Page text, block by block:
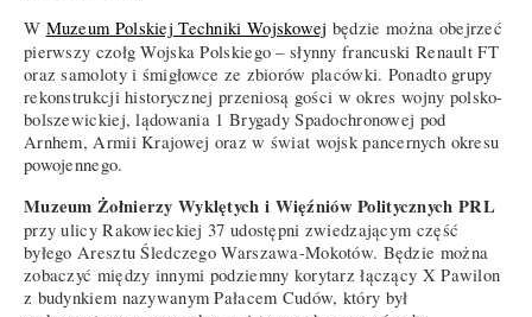
W Muzeum Polskiej Techniki Wojskowej będzie można obejrzeć
pierwszy czołg Wojska Polskiego – słynny francuski Renault FT
oraz samoloty i śmigłowce ze zbiorów placówki. Ponadto grupy
rekonstrukcji historycznej przeniosą gości w okres wojny polsko-
bolszewickiej, lądowania 1 Brygady Spadochronowej pod
Arnhem, Armii Krajowej oraz w świat wojsk pancernych okresu
powojennego.
Muzeum Żołnierzy Wyklętych i Więźniów Politycznych PRL
przy ulicy Rakowieckiej 37 udostępni zwiedzającym część
byłego Aresztu Śledczego Warszawa-Mokotów. Będzie można
zobaczyć między innymi podziemny korytarz łączący X Pawilon
z budynkiem nazywanym Pałacem Cudów, który był